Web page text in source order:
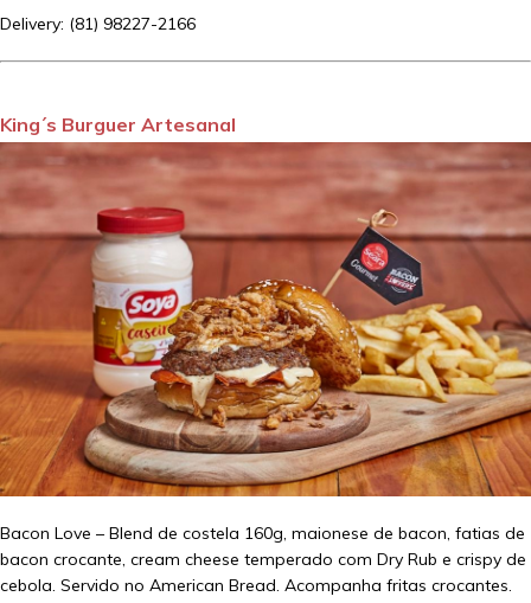
Delivery: (81) 98227-2166
King´s Burguer Artesanal
Bacon Love – Blend de costela 160g, maionese de bacon, fatias de
bacon crocante, cream cheese temperado com Dry Rub e crispy de
cebola. Servido no American Bread. Acompanha fritas crocantes.